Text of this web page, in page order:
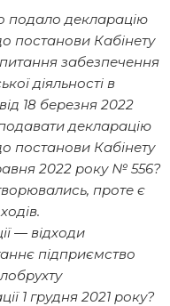
подало декларацію
постанови Кабінету
питання забезпечення
діяльності в
18 березня 2022
декларацію
постанови Кабінету
2022 року № 556?
проте є
— відходи
підприємство
1 грудня 2021 року?